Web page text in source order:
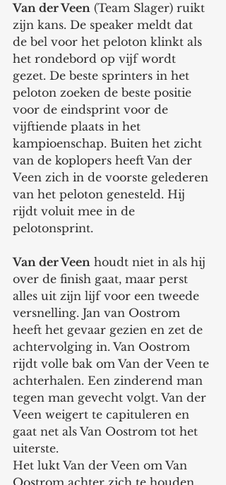
Van der Veen (Team Slager) ruikt
zijn kans. De speaker meldt dat
de bel voor het peloton klinkt als
het rondebord op vijf wordt
gezet. De beste sprinters in het
peloton zoeken de beste positie
voor de eindsprint voor de
vijftiende plaats in het
kampioenschap. Buiten het zicht
van de koplopers heeft Van der
Veen zich in de voorste gelederen
van het peloton genesteld. Hij
rijdt voluit mee in de
pelotonsprint.
Van der Veen houdt niet in als hij
over de finish gaat, maar perst
alles uit zijn lijf voor een tweede
versnelling. Jan van Oostrom
heeft het gevaar gezien en zet de
achtervolging in. Van Oostrom
rijdt volle bak om Van der Veen te
achterhalen. Een zinderend man
tegen man gevecht volgt. Van der
Veen weigert te capituleren en
gaat net als Van Oostrom tot het
uiterste.
Het lukt Van der Veen om Van